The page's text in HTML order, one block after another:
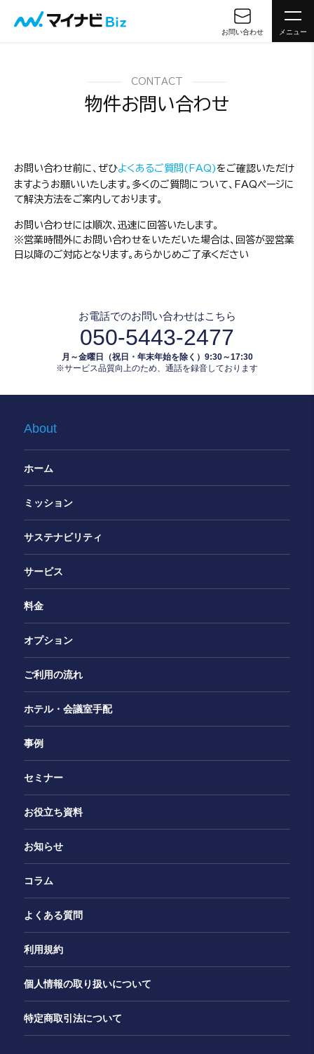
お問い合わせ メニュー
CONTACT
物件お問い合わせ
お問い合わせ前に、ぜひよくあるご質問(FAQ) をご確認いただけ
ますようお願いいたします。多くのご質問について、FAQページに
て解決方法をご案内しております。
お問い合わせには順次、迅速に回答いたします。
※営業時間外にお問い合わせをいただいた場合は、回答が翌営業
日以降のご対応となります。あらかじめご了承ください
お電話でのお問い合わせはこちら
050-5443-2477
月～金曜日（祝日・年末年始を除く）9:30～17:30
※サービス品質向上のため、通話を録音しております
About
ホーム
ミッション
サステナビリティ
サービス
料金
オプション
ご利用の流れ
ホテル・会議室手配
事例
セミナー
お役立ち資料
お知らせ
コラム
よくある質問
利用規約
個人情報の取り扱いについて
特定商取引法について